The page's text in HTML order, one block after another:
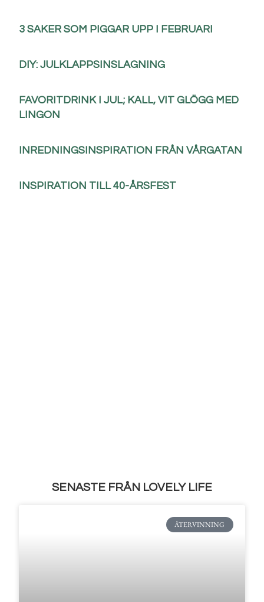
3 SAKER SOM PIGGAR UPP I FEBRUARI
DIY: JULKLAPPSINSLAGNING
FAVORITDRINK I JUL; KALL, VIT GLÖGG MED
LINGON
INREDNINGSINSPIRATION FRÅN VÅRGATAN
INSPIRATION TILL 40-ÅRSFEST
SENASTE FRÅN LOVELY LIFE
ÅTERVINNING